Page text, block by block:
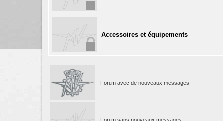
Accessoires et équipements
Forum avec de nouveaux messages
Forum sans nouveaux messages